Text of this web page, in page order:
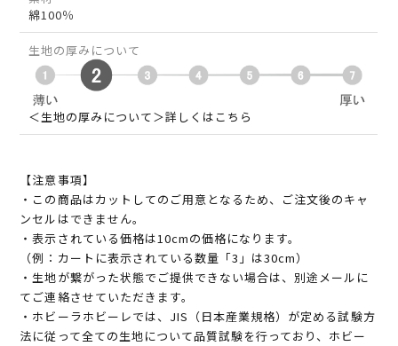
綿100％
生地の厚みについて
＜生地の厚みについて＞詳しくはこちら
【注意事項】
・この商品はカットしてのご用意となるため、ご注文後のキャ
ンセルはできません。
・表示されている価格は10cmの価格になります。
（例：カートに表示されている数量「3」は30cm）
・生地が繋がった状態でご提供できない場合は、別途メールに
てご連絡させていただきます。
・ホビーラホビーレでは、JIS（日本産業規格）が定める試験方
法に従って全ての生地について品質試験を行っており、ホビー